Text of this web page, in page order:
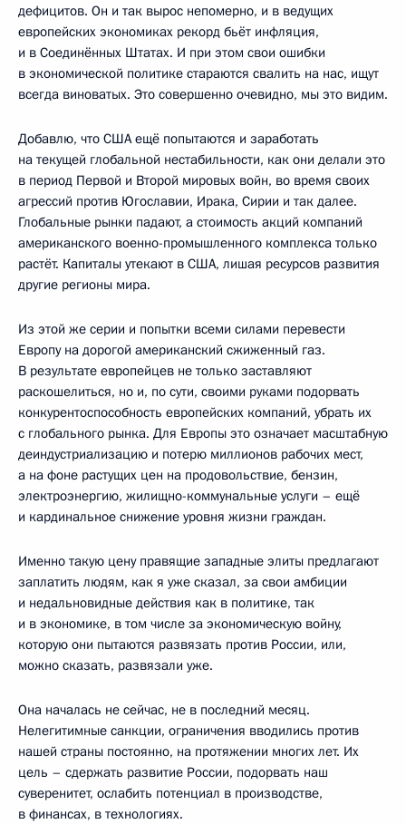
дефицитов. Он и так вырос непомерно, и в ведущих
европейских экономиках рекорд бьёт инфляция,
и в Соединённых Штатах. И при этом свои ошибки
в экономической политике стараются свалить на нас, ищут
всегда виноватых. Это совершенно очевидно, мы это видим.
Добавлю, что США ещё попытаются и заработать
на текущей глобальной нестабильности, как они делали это
в период Первой и Второй мировых войн, во время своих
агрессий против Югославии, Ирака, Сирии и так далее.
Глобальные рынки падают, а стоимость акций компаний
американского военно-промышленного комплекса только
растёт. Капиталы утекают в США, лишая ресурсов развития
другие регионы мира.
Из этой же серии и попытки всеми силами перевести
Европу на дорогой американский сжиженный газ.
В результате европейцев не только заставляют
раскошелиться, но и, по сути, своими руками подорвать
конкурентоспособность европейских компаний, убрать их
с глобального рынка. Для Европы это означает масштабную
деиндустриализацию и потерю миллионов рабочих мест,
а на фоне растущих цен на продовольствие, бензин,
электроэнергию, жилищно-коммунальные услуги – ещё
и кардинальное снижение уровня жизни граждан.
Именно такую цену правящие западные элиты предлагают
заплатить людям, как я уже сказал, за свои амбиции
и недальновидные действия как в политике, так
и в экономике, в том числе за экономическую войну,
которую они пытаются развязать против России, или,
можно сказать, развязали уже.
Она началась не сейчас, не в последний месяц.
Нелегитимные санкции, ограничения вводились против
нашей страны постоянно, на протяжении многих лет. Их
цель – сдержать развитие России, подорвать наш
суверенитет, ослабить потенциал в производстве,
в финансах, в технологиях.